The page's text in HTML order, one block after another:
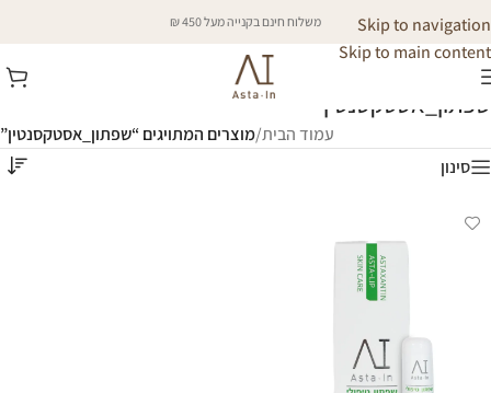
Skip to navigation
Skip to main content
משלוח חינם בקנייה מעל 450 ₪
שפתון_אסטקסנטין
עמוד הבית/מוצרים המתויגים “שפתון_אסטקסנטין”
סינון